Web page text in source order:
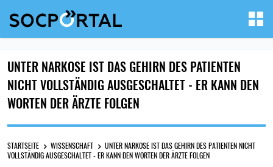
UNTER NARKOSE IST DAS GEHIRN DES PATIENTEN
NICHT VOLLSTÄNDIG AUSGESCHALTET - ER KANN DEN
WORTEN DER ÄRZTE FOLGEN
STARTSEITE WISSENSCHAFT
UNTER NARKOSE IST DAS GEHIRN DES PATIENTEN NICHT
VOLLSTÄNDIG AUSGESCHALTET - ER KANN DEN WORTEN DER ÄRZTE FOLGEN